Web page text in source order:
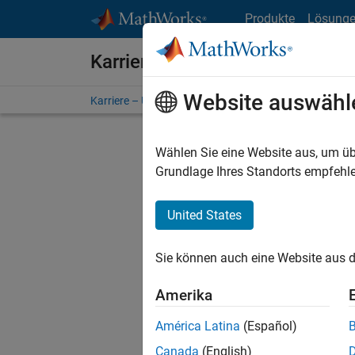
Produkte
Karriere bei MathWorks
Karriere – Übersicht Stellensuche
FILTER:
Stellen
Es
Region
Website
Wählen Sie eine Website aus, um
Grundlage Ihres Standorts
United States
Sie können auch eine Website aus
Amerika
América Latina (Español)
Canada (English)